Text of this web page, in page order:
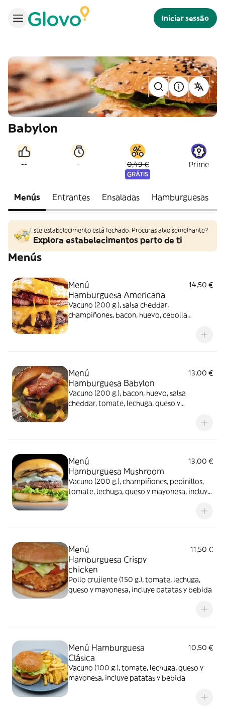
Iniciar sessão
Babylon
-- - 0,49 €
GRÁTIS
Prime
Menús Entrantes Ensaladas Hamburguesas
Este estabelecimento está fechado. Procuras algo semelhante?
Explora estabelecimentos perto de ti
Menús
Menú
Hamburguesa Americana
14,50 €
Vacuno (200 g.), salsa cheddar,
champiñones, bacon, huevo, cebolla
queso y mayonesa, incluye patatas y bebida
Menú
Hamburguesa Babylon
13,00 €
Vacuno (200 g.), bacon, huevo, salsa
cheddar, tomate, lechuga, queso y
Menú
Hamburguesa Mushroom
13,00 €
Vacuno (200 g.), champiñones, pepinillos,
tomate, lechuga, queso y mayonesa, incluye
Menú
Hamburguesa Crispy
chicken
11,50 €
Pollo crujiente (150 g.), tomate, lechuga,
queso y mayonesa, incluye patatas y bebida
Menú Hamburguesa
Clásica
10,50 €
Vacuno (100 g.), tomate, lechuga, queso y
mayonesa, incluye patatas y bebida